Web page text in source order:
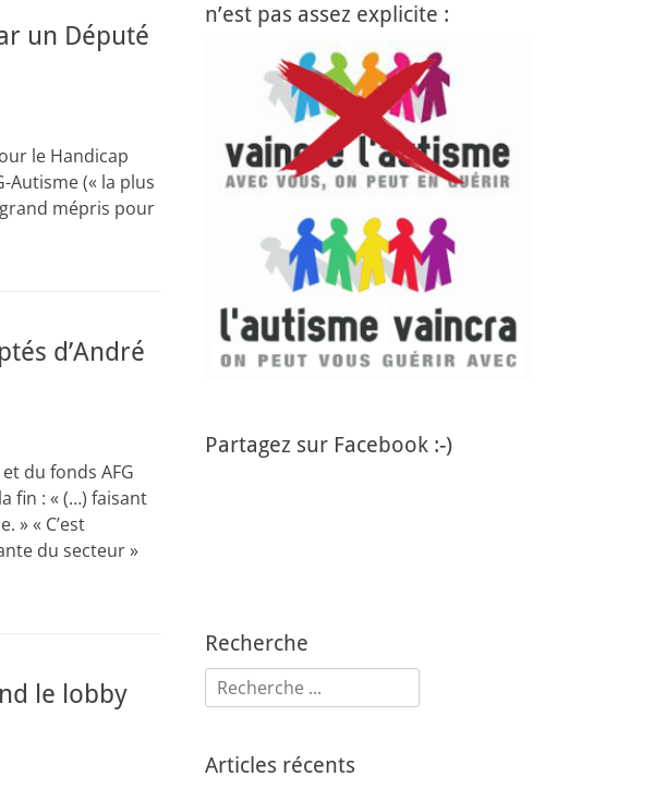
un Député
le Handicap
Autisme (« la plus
mépris pour
d’André
du fonds AFG
fin : « (…) faisant
» « C’est
du secteur »
le lobby
n’est pas assez explicite :
Partagez sur Facebook :-)
Recherche
Rechercher :
Articles récents